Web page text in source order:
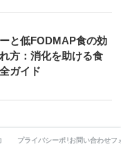
と低FODMAP食の効
方：消化を助ける食
ガイド
見！music.jpで楽し
プライバシーポリシー/免責事項
お問い合わせフ